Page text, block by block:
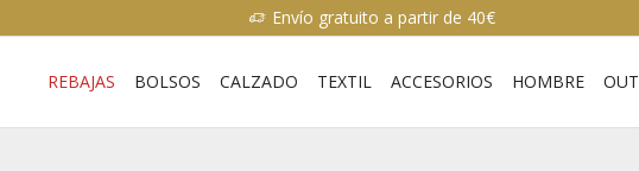
Envío gratuito a partir de 40€
REBAJAS BOLSOS CALZADO TEXTIL ACCESORIOS HOMBRE